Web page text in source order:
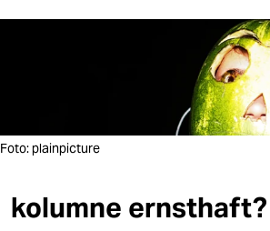
gesellschaft
kultur
Foto: plainpicture
kolumne ernsthaft?